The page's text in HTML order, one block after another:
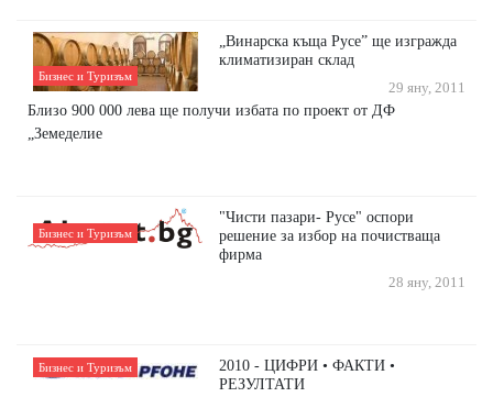
Бизнес и Туризъм
„Винарска къща Русе” ще изгражда
климатизиран склад
29 яну, 2011
Близо 900 000 лева ще получи избата по проект от ДФ
„Земеделие
Бизнес и Туризъм
"Чисти пазари- Русе" оспори
решение за избор на почистваща
фирма
28 яну, 2011
Бизнес и Туризъм
2010 - ЦИФРИ • ФАКТИ •
РЕЗУЛТАТИ